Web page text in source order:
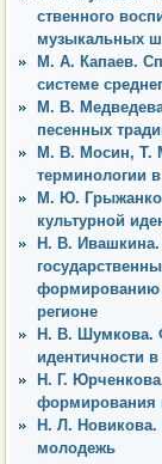
ственного
музыкальных
М. А. Капаев.
системе
М. В.
песенных
М. В. Мосин, Т.
терминологии
М. Ю.
культурной
Н. В.
формированию
регионе
Н. В. Шумкова.
идентичности
Н. Г.
формирования
Н. Л. Новикова.
молодежь